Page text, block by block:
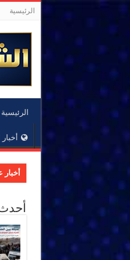
الرئيسية
الرئيسية
أخبار
أخبار